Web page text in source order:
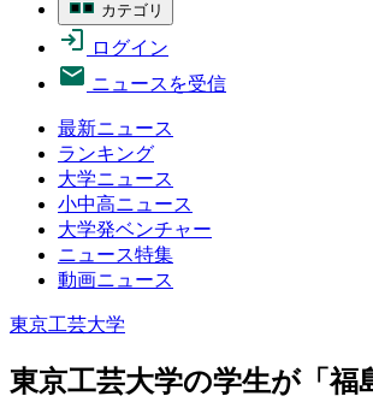
カテゴリ
ログイン
ニュースを受信
最新ニュース
ランキング
大学ニュース
小中高ニュース
大学発ベンチャー
ニュース特集
動画ニュース
東京工芸大学
東京工芸大学の学生が「福